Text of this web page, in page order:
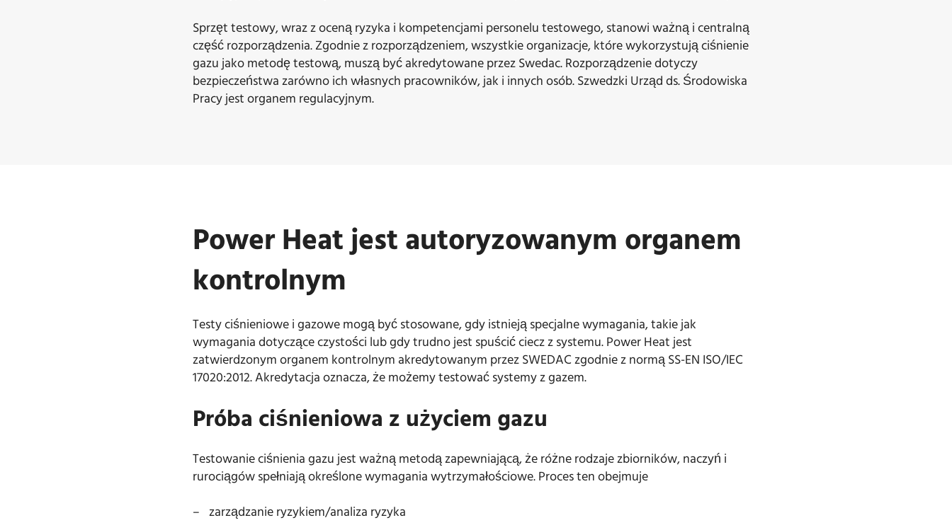
Sprzęt testowy, wraz z oceną ryzyka i kompetencjami personelu testowego, stanowi ważną i centralną
część rozporządzenia. Zgodnie z rozporządzeniem, wszystkie organizacje, które wykorzystują ciśnienie
gazu jako metodę testową, muszą być akredytowane przez Swedac. Rozporządzenie dotyczy
bezpieczeństwa zarówno ich własnych pracowników, jak i innych osób. Szwedzki Urząd ds. Środowiska
Pracy jest organem regulacyjnym.
Power Heat jest autoryzowanym organem
kontrolnym
Testy ciśnieniowe i gazowe mogą być stosowane, gdy istnieją specjalne wymagania, takie jak
wymagania dotyczące czystości lub gdy trudno jest spuścić ciecz z systemu. Power Heat jest
zatwierdzonym organem kontrolnym akredytowanym przez SWEDAC zgodnie z normą SS-EN ISO/IEC
17020:2012. Akredytacja oznacza, że możemy testować systemy z gazem.
Próba ciśnieniowa z użyciem gazu
Testowanie ciśnienia gazu jest ważną metodą zapewniającą, że różne rodzaje zbiorników, naczyń i
rurociągów spełniają określone wymagania wytrzymałościowe. Proces ten obejmuje
zarządzanie ryzykiem/analiza ryzyka